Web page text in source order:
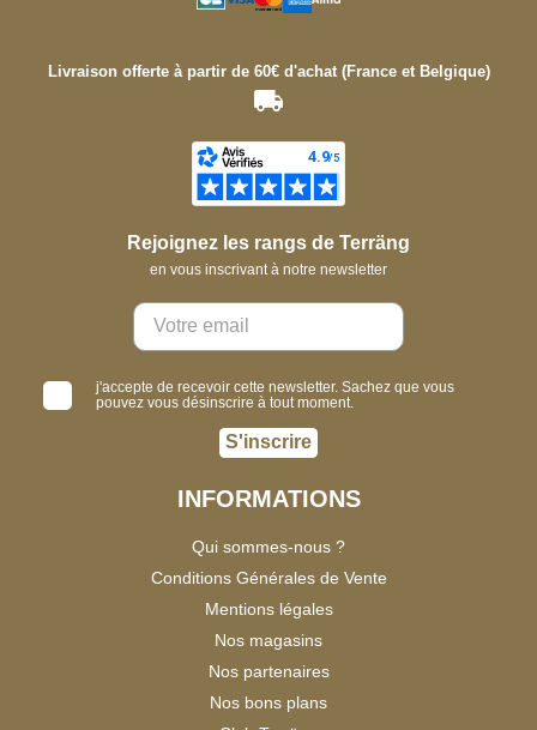
Livraison offerte à partir de 60€ d'achat (France et Belgique)
Rejoignez les rangs de Terräng
en vous inscrivant à notre newsletter
j'accepte de recevoir cette newsletter. Sachez que vous
pouvez vous désinscrire à tout moment.
S'inscrire
INFORMATIONS
Qui sommes-nous ?
Conditions Générales de Vente
Mentions légales
Nos magasins
Nos partenaires
Nos bons plans